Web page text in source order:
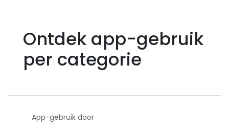
Ontdek app-gebruik
per categorie
App-gebruik door